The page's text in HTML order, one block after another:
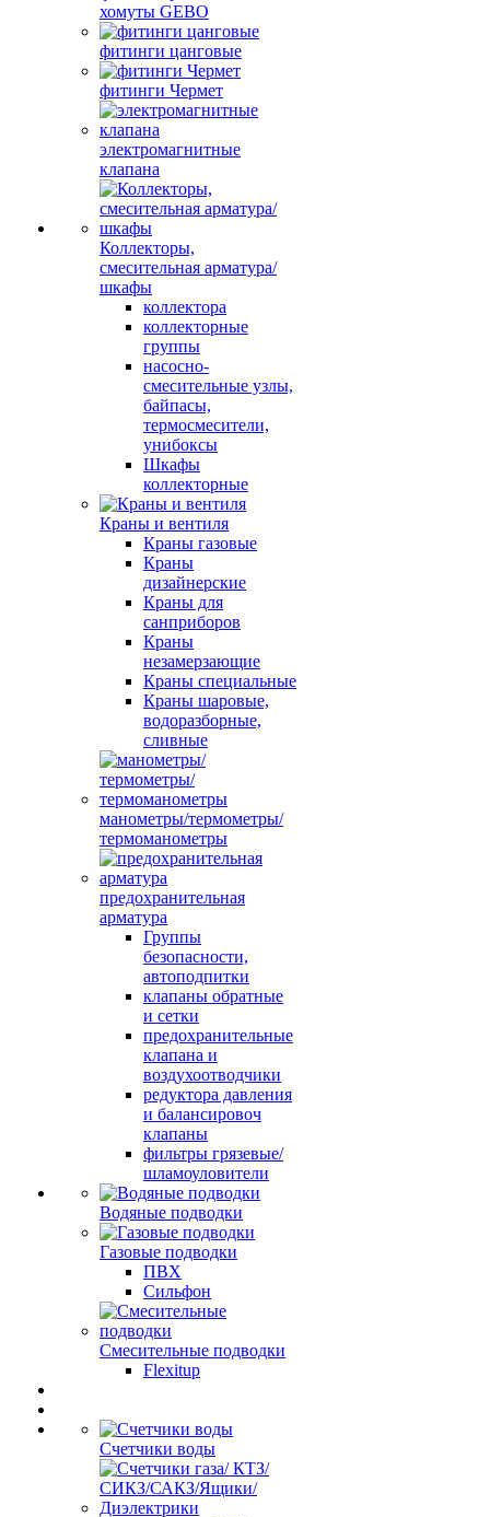
хомуты GEBO
фитинги цанговые
фитинги Чермет
электромагнитные
клапана
Коллекторы,
смесительная арматура/
шкафы
коллектора
коллекторные
группы
насосно-
смесительные узлы,
байпасы,
термосмесители,
унибоксы
Шкафы
коллекторные
Краны и вентиля
Краны газовые
Краны
дизайнерские
Краны для
санприборов
Краны
незамерзающие
Краны специальные
Краны шаровые,
водоразборные,
сливные
манометры/термометры/
термоманометры
предохранительная
арматура
Группы
безопасности,
автоподпитки
клапаны обратные
и сетки
предохранительные
клапана и
воздухоотводчики
редуктора давления
и балансировоч
клапаны
фильтры грязевые/
шламоуловители
Водяные подводки
Газовые подводки
ПВХ
Сильфон
Смесительные подводки
Flexitup
Счетчики воды